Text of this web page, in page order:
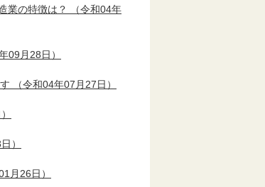
業の特徴は？
（令和04年
09月28日）
（令和04年07月27日）
）
月26日）